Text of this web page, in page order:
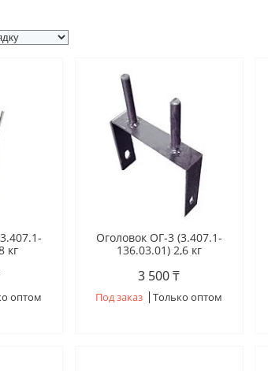
кг
оптом
Оголовок ОГ-3 (3.407.1-
136.03.01) 2,6 кг
3 500 ₸
Под заказ Только оптом